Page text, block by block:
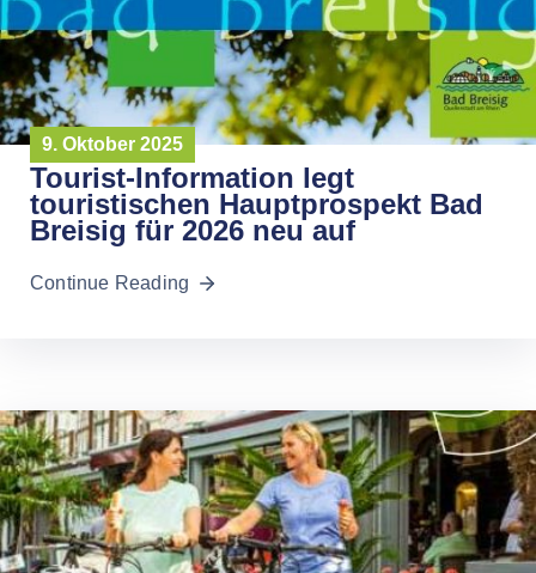
9. Oktober 2025
Tourist-Information legt
touristischen Hauptprospekt Bad
Breisig für 2026 neu auf
Continue Reading